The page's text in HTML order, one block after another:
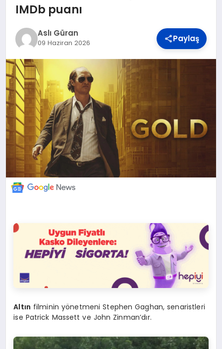
EKONOMI
BILIM VE TEKNOLOJI
OTOMOBIL
KÜNYE
IMDb puanı
Aslı Güran
09 Haziran 2026 Paylaş
Altın filminin yönetmeni Stephen Gaghan, senaristleri
ise Patrick Massett ve John Zinman’dır.